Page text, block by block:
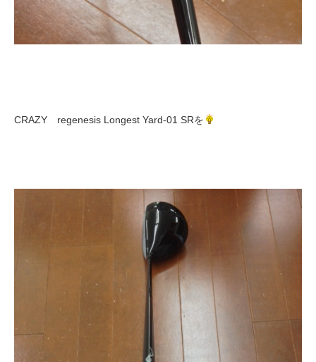
CRAZY regenesis Longest Yard-01 SRを